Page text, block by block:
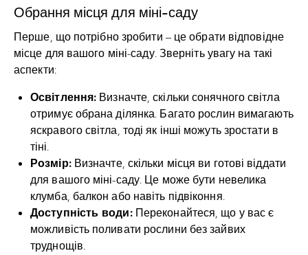
Обрання місця для міні-саду
Перше, що потрібно зробити – це обрати відповідне
місце для вашого міні-саду. Зверніть увагу на такі
аспекти:
Освітлення: Визначте, скільки сонячного світла
отримує обрана ділянка. Багато рослин вимагають
яскравого світла, тоді як інші можуть зростати в
тіні.
Розмір:Визначте, скільки місця ви готові віддати
для вашого міні-саду. Це може бути невелика
клумба, балкон або навіть підвіконня.
Доступність води:Переконайтеся, що у вас є
можливість поливати рослини без зайвих
труднощів.